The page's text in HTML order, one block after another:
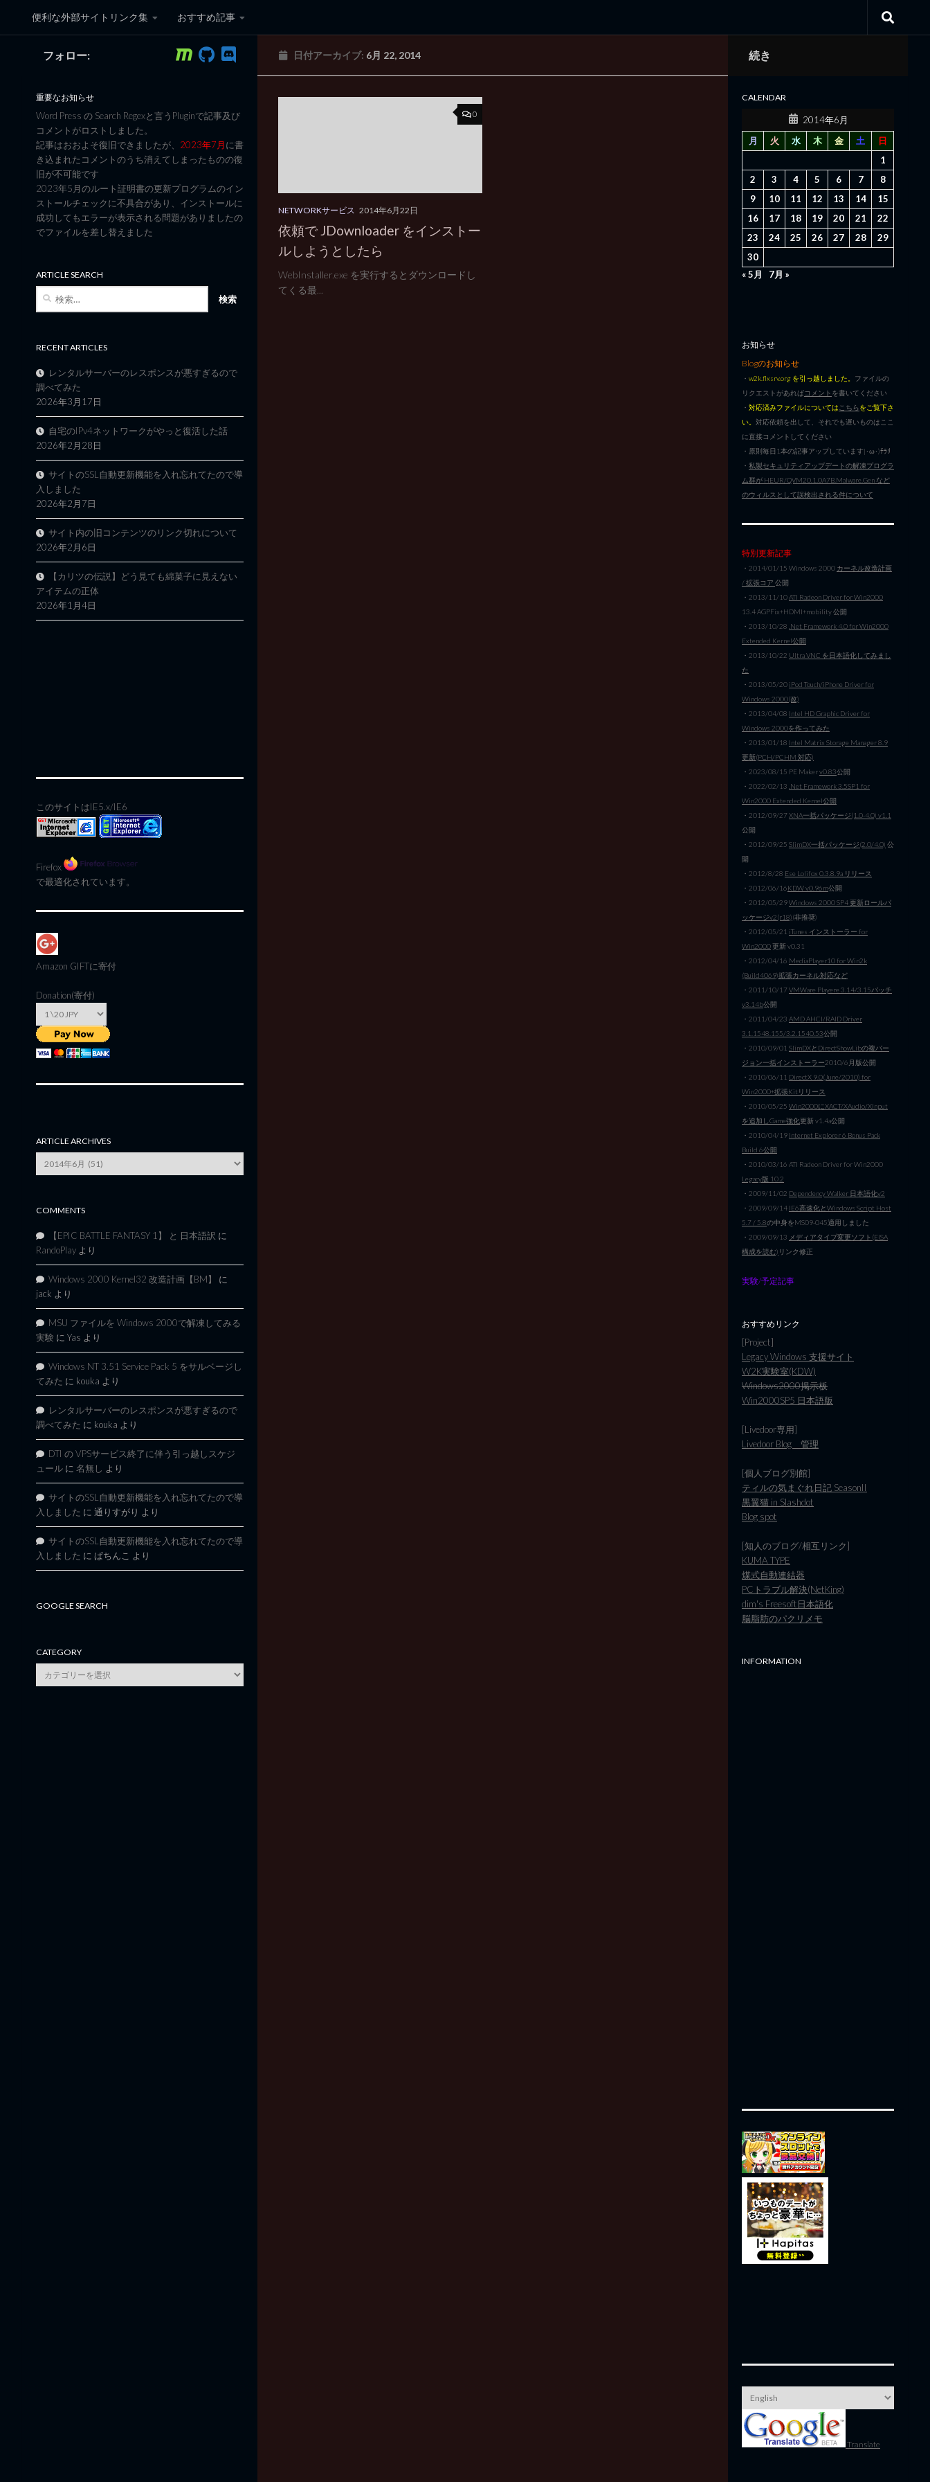
コンテンツへスキップ
便利な外部サイトリンク集 おすすめ記事
黒翼猫のコンピュータ日記 3rd Edition
日付アーカイブ: 6月 22, 2014
0
NETWORKサービス 2014年6月22日
依頼で JDownloader をインストー
ルしようとしたら
WebInstaller.exe を実行するとダウンロードし
てくる最...
フォロー:
重要なお知らせ
Word Press の Search Regexと言うPluginで記事及び
コメントがロストしました。
記事はおおよそ復旧できましたが、 2023年7月に書
き込まれたコメントのうち消えてしまったものの復
旧が不可能です
2023年5月のルート証明書の更新プログラムのイン
ストールチェックに不具合があり、インストールに
成功してもエラーが表示される問題がありましたの
でファイルを差し替えました
ARTICLE SEARCH
RECENT ARTICLES
レンタルサーバーのレスポンスが悪すぎるので
調べてみた
2026年3月17日
自宅のIPv4ネットワークがやっと復活した話
2026年2月28日
サイトのSSL自動更新機能を入れ忘れてたので導
入しました
2026年2月7日
サイト内の旧コンテンツのリンク切れについて
2026年2月6日
【カリツの伝説】どう見ても綿菓子に見えない
アイテムの正体
2026年1月4日
このサイトはIE5.x/IE6
Firefox
で最適化されています。
Amazon GIFTに寄付
Donation(寄付)
ARTICLE ARCHIVES
Archives
COMMENTS
【EPIC BATTLE FANTASY 1】 と 日本語訳 に
RandoPlay より
Windows 2000 Kernel32 改造計画【BM】
に
jack より
MSU ファイルを Windows 2000で解凍してみる
実験 に Yas より
Windows NT 3.51 Service Pack 5 をサルベージし
てみた に kouka より
レンタルサーバーのレスポンスが悪すぎるので
調べてみた に kouka より
DTI の VPSサービス終了に伴う引っ越しスケジ
ュール に 名無し より
サイトのSSL自動更新機能を入れ忘れてたので導
入しました に 通りすがり より
サイトのSSL自動更新機能を入れ忘れてたので導
入しました に ぱちんこ より
GOOGLE SEARCH
CATEGORY
category
続き
CALENDAR
2014年6月
月
火 水 木 金 土
日
1
2
3 4 5 6 7
8
9
10 11 12 13 14
15
16
17 18 19 20 21
22
23
24 25 26 27 28
29
30
« 5月
7月 »
お知らせ
Blogのお知らせ
・ w2k.flxsrv.org を引っ越しました。 ファイルの
リクエストがあればコメント を書いてください
・ 対応済みファイルについては こちらをご覧下さ
い。 対応依頼を出して、それでも遅いものはここ
に直接コメントしてください
・原則毎日1本の記事アップしています|･ω･)ﾁﾗﾘ
・ 私製セキュリティアップデートの解凍プログラ
ム群が HEUR/QVM20.1.0A7B.Malware.Gen など
のウィルスとして誤検出される件について
特別更新記事
・2014/01/15 Windows 2000 カーネル改造計画
/ 拡張コア 公開
・2013/11/10ATI Radeon Driver for Win2000
13.4 AGPFix+HDMI+mobility 公開
・2013/10/28 .Net Framework 4.0 for Win2000
Extended Kernel公開
・2013/10/22 Ultra VNC を日本語化してみまし
た
・2013/05/20 iPod Touch/iPhone Driver for
Windows 2000(改)
・2013/04/08 Intel HD Graphic Driver for
Windows 2000を作ってみた
・2013/01/18 Intel Matrix Storage Manager 8.9
更新(PCH/PCHM 対応)
・2023/08/15 PE Makerv0.83公開
・2022/02/13 .Net Framework 3.5SP1 for
Win2000 Extended Kernel公開
・2012/09/27XNA一括パッケージ(1.0-4.0) v1.1
公開
・2012/09/25 SlimDX一括パッケージ(2.0/4.0) 公
開
・2012/8/28 Ese Lolifox 0.3.8.9a リリース
・2012/06/16KDW v0.96m公開
・2012/05/29Windows 2000 SP4 更新ロールパ
ッケージv2(r18)(非推奨)
・2012/05/21 iTunes インストーラー for
Win2000更新 v0.31
・2012/04/16 MediaPlayer10 for Win2k
(Build4069)拡張カーネル対応など
・2011/10/17VMWare Playere 3.14/3.15パッチ
v3.14b公開
・2011/04/23 AMD AHCI/RAID Driver
3.1.1548.155/3.2.1540.53公開
・2010/09/01 SlimDXとDirectShowLibの複バー
ジョン一括インストーラー2010/6月版公開
・2010/06/11 DirectX 9.0(June/2010) for
Win2000+拡張Kitリリース
・2010/05/25 Win2000にXACT/XAudio/XInput
を追加しGame強化更新 v1.4a公開
・2010/04/19 Internet Explorer 6 Bonus Pack
Build 6公開
・2010/03/16 ATI Radeon Driver for Win2000
Legacy版 10.2
・2009/11/02 Dependency Walker 日本語化v2
・2009/09/14 IE6高速化とWindows Script Host
5.7 / 5.8の中身をMS09-045適用しました
・2009/09/13 メディアタイプ変更ソフト(EISA
構成を読む) リンク修正
実験/予定記事
おすすめリンク
[Project]
Legacy Windows 支援サイト
W2K実験室(KDW)
Windows2000掲示板
Win2000SP5 日本語版
[Livedoor専用]
Livedoor Blog 管理
[個人ブログ別館]
ティルの気まぐれ日記 SeasonII
黒翼猫 in Slashdot
Blog spot
[知人のブログ/相互リンク]
KUMA TYPE
煤式自動連結器
PCトラブル解決(NetKing)
dim's Freesoft日本語化
脳脂肪のパクリメモ
INFORMATION
Translate